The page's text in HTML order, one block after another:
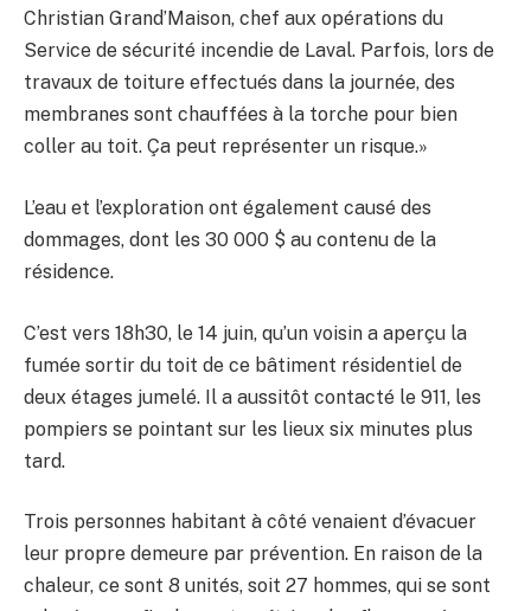
Christian Grand’Maison, chef aux opérations du
Service de sécurité incendie de Laval. Parfois, lors de
travaux de toiture effectués dans la journée, des
membranes sont chauffées à la torche pour bien
coller au toit. Ça peut représenter un risque.»
L’eau et l’exploration ont également causé des
dommages, dont les 30 000 $ au contenu de la
résidence.
C’est vers 18h30, le 14 juin, qu’un voisin a aperçu la
fumée sortir du toit de ce bâtiment résidentiel de
deux étages jumelé. Il a aussitôt contacté le 911, les
pompiers se pointant sur les lieux six minutes plus
tard.
Trois personnes habitant à côté venaient d’évacuer
leur propre demeure par prévention. En raison de la
chaleur, ce sont 8 unités, soit 27 hommes, qui se sont